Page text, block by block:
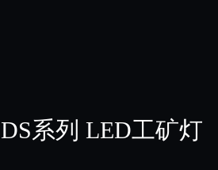
DS系列 LED工矿灯